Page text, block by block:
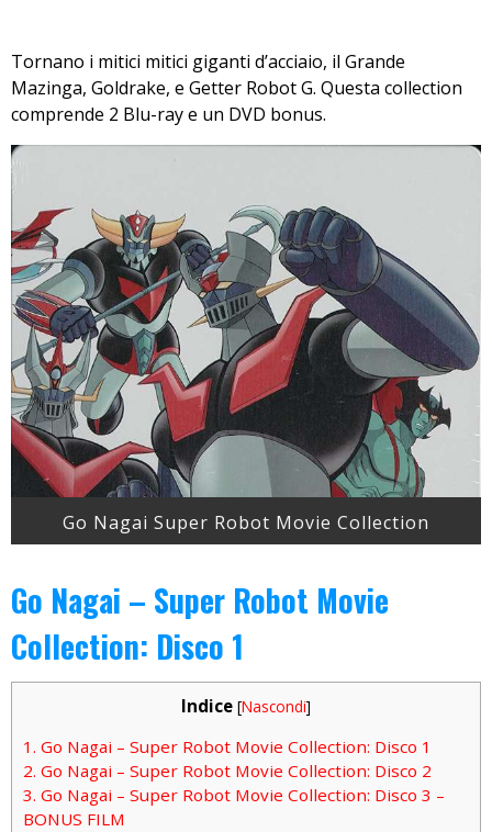
Tornano i mitici mitici giganti d’acciaio, il Grande
Mazinga, Goldrake, e Getter Robot G. Questa collection
comprende 2 Blu-ray e un DVD bonus.
Go Nagai Super Robot Movie Collection
Go Nagai – Super Robot Movie
Collection: Disco 1
Indice [Nascondi]
1. Go Nagai – Super Robot Movie Collection: Disco 1
2. Go Nagai – Super Robot Movie Collection: Disco 2
3. Go Nagai – Super Robot Movie Collection: Disco 3 –
BONUS FILM